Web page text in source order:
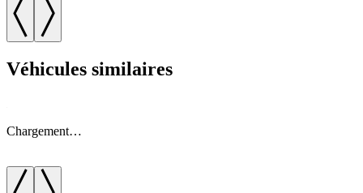
Véhicules similaires
Chargement…